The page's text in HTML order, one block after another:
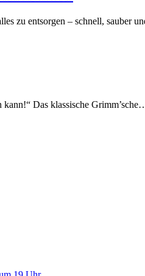
zu entsorgen – schnell, sauber
kann!“ Das klassische